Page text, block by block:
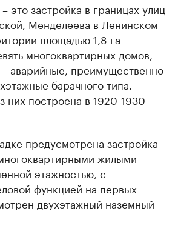
это застройка в границах улиц
Менделеева в Ленинском
площадью 1,8 га
многоквартирных домов,
– аварийные, преимущественно
барачного типа.
них построена в 1920-1930
предусмотрена застройка
жилыми
этажностью, с
функцией на первых
двухэтажный наземный